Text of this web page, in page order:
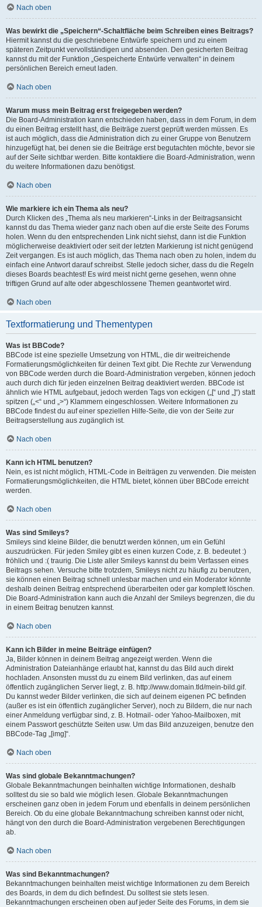
Nach oben
Was bewirkt die „Speichern“-Schaltfläche beim Schreiben eines Beitrags?
Hiermit kannst du die geschriebene Entwürfe speichern und zu einem
späteren Zeitpunkt vervollständigen und absenden. Den gesicherten Beitrag
kannst du mit der Funktion „Gespeicherte Entwürfe verwalten“ in deinem
persönlichen Bereich erneut laden.
Nach oben
Warum muss mein Beitrag erst freigegeben werden?
Die Board-Administration kann entschieden haben, dass in dem Forum, in dem
du einen Beitrag erstellt hast, die Beiträge zuerst geprüft werden müssen. Es
ist auch möglich, dass die Administration dich zu einer Gruppe von Benutzern
hinzugefügt hat, bei denen sie die Beiträge erst begutachten möchte, bevor sie
auf der Seite sichtbar werden. Bitte kontaktiere die Board-Administration, wenn
du weitere Informationen dazu benötigst.
Nach oben
Wie markiere ich ein Thema als neu?
Durch Klicken des „Thema als neu markieren“-Links in der Beitragsansicht
kannst du das Thema wieder ganz nach oben auf die erste Seite des Forums
holen. Wenn du den entsprechenden Link nicht siehst, dann ist die Funktion
möglicherweise deaktiviert oder seit der letzten Markierung ist nicht genügend
Zeit vergangen. Es ist auch möglich, das Thema nach oben zu holen, indem du
einfach eine Antwort darauf schreibst. Stelle jedoch sicher, dass du die Regeln
dieses Boards beachtest! Es wird meist nicht gerne gesehen, wenn ohne
triftigen Grund auf alte oder abgeschlossene Themen geantwortet wird.
Nach oben
Textformatierung und Thementypen
Was ist BBCode?
BBCode ist eine spezielle Umsetzung von HTML, die dir weitreichende
Formatierungsmöglichkeiten für deinen Text gibt. Die Rechte zur Verwendung
von BBCode werden durch die Board-Administration vergeben, können jedoch
auch durch dich für jeden einzelnen Beitrag deaktiviert werden. BBCode ist
ähnlich wie HTML aufgebaut, jedoch werden Tags von eckigen („[“ und „]“) statt
spitzen („<“ und „>“) Klammern eingeschlossen. Weitere Informationen zu
BBCode findest du auf einer speziellen Hilfe-Seite, die von der Seite zur
Beitragserstellung aus zugänglich ist.
Nach oben
Kann ich HTML benutzen?
Nein, es ist nicht möglich, HTML-Code in Beiträgen zu verwenden. Die meisten
Formatierungsmöglichkeiten, die HTML bietet, können über BBCode erreicht
werden.
Nach oben
Was sind Smileys?
Smileys sind kleine Bilder, die benutzt werden können, um ein Gefühl
auszudrücken. Für jeden Smiley gibt es einen kurzen Code, z. B. bedeutet :)
fröhlich und :( traurig. Die Liste aller Smileys kannst du beim Verfassen eines
Beitrags sehen. Versuche bitte trotzdem, Smileys nicht zu häufig zu benutzen,
sie können einen Beitrag schnell unlesbar machen und ein Moderator könnte
deshalb deinen Beitrag entsprechend überarbeiten oder gar komplett löschen.
Die Board-Administration kann auch die Anzahl der Smileys begrenzen, die du
in einem Beitrag benutzen kannst.
Nach oben
Kann ich Bilder in meine Beiträge einfügen?
Ja, Bilder können in deinem Beitrag angezeigt werden. Wenn die
Administration Dateianhänge erlaubt hat, kannst du das Bild auch direkt
hochladen. Ansonsten musst du zu einem Bild verlinken, das auf einem
öffentlich zugänglichen Server liegt, z. B. http://www.domain.tld/mein-bild.gif.
Du kannst weder Bilder verlinken, die sich auf deinem eigenen PC befinden
(außer es ist ein öffentlich zugänglicher Server), noch zu Bildern, die nur nach
einer Anmeldung verfügbar sind, z. B. Hotmail- oder Yahoo-Mailboxen, mit
einem Passwort geschützte Seiten usw. Um das Bild anzuzeigen, benutze den
BBCode-Tag „[img]“.
Nach oben
Was sind globale Bekanntmachungen?
Globale Bekanntmachungen beinhalten wichtige Informationen, deshalb
solltest du sie so bald wie möglich lesen. Globale Bekanntmachungen
erscheinen ganz oben in jedem Forum und ebenfalls in deinem persönlichen
Bereich. Ob du eine globale Bekanntmachung schreiben kannst oder nicht,
hängt von den durch die Board-Administration vergebenen Berechtigungen
ab.
Nach oben
Was sind Bekanntmachungen?
Bekanntmachungen beinhalten meist wichtige Informationen zu dem Bereich
des Boards, in dem du dich befindest. Du solltest sie stets lesen.
Bekanntmachungen erscheinen oben auf jeder Seite des Forums, in dem sie